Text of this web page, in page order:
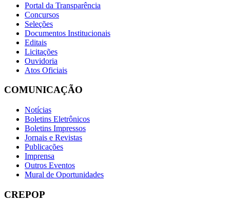
Portal da Transparência
Concursos
Seleções
Documentos Institucionais
Editais
Licitações
Ouvidoria
Atos Oficiais
COMUNICAÇÃO
Notícias
Boletins Eletrônicos
Boletins Impressos
Jornais e Revistas
Publicações
Imprensa
Outros Eventos
Mural de Oportunidades
CREPOP